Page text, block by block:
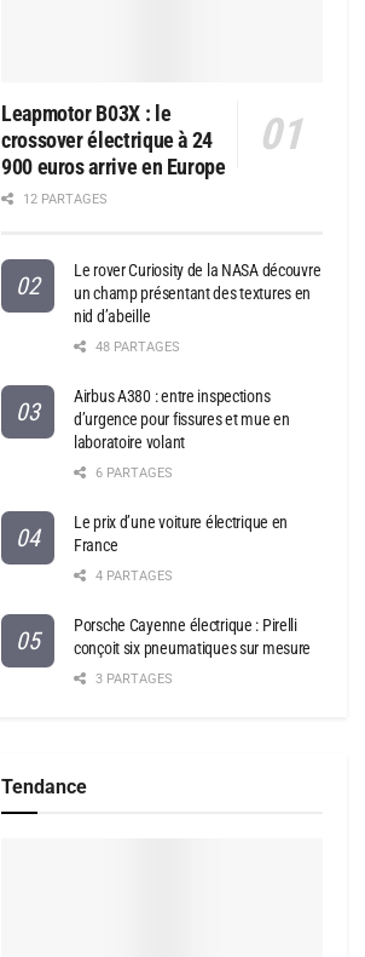
Leapmotor B03X : le
crossover électrique à 24
900 euros arrive en Europe
12 PARTAGES
Le rover Curiosity de la NASA découvre
un champ présentant des textures en
nid d’abeille
48 PARTAGES
Airbus A380 : entre inspections
d’urgence pour fissures et mue en
laboratoire volant
6 PARTAGES
Le prix d’une voiture électrique en
France
4 PARTAGES
Porsche Cayenne électrique : Pirelli
conçoit six pneumatiques sur mesure
3 PARTAGES
Tendance